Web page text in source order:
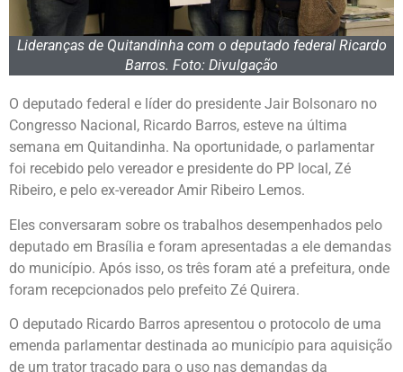
Lideranças de Quitandinha com o deputado federal Ricardo
Barros. Foto: Divulgação
O deputado federal e líder do presidente Jair Bolsonaro no
Congresso Nacional, Ricardo Barros, esteve na última
semana em Quitandinha. Na oportunidade, o parlamentar
foi recebido pelo vereador e presidente do PP local, Zé
Ribeiro, e pelo ex-vereador Amir Ribeiro Lemos.
Eles conversaram sobre os trabalhos desempenhados pelo
deputado em Brasília e foram apresentadas a ele demandas
do município. Após isso, os três foram até a prefeitura, onde
foram recepcionados pelo prefeito Zé Quirera.
O deputado Ricardo Barros apresentou o protocolo de uma
emenda parlamentar destinada ao município para aquisição
de um trator traçado para o uso nas demandas da